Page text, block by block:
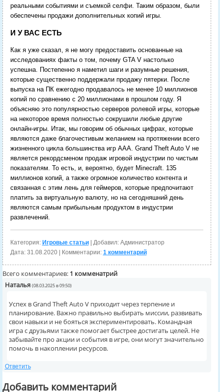
реальными событиями и съемкой селфи. Таким образом, были
обеспечены продажи дополнительных копий игры.
И У ВАС ЕСТЬ
Как я уже сказал, я не могу предоставить основанные на
исследованиях факты о том, почему GTA V настолько
успешна. Постепенно я наметил шаги и разумные решения,
которые существенно поддержали продажу пятерки. После
выпуска на ПК ежегодно продавалось не менее 10 миллионов
копий по сравнению с 20 миллионами в прошлом году. Я
объясняю это популярностью серверов ролевой игры, которые
на некоторое время полностью сокрушили любые другие
онлайн-игры. Итак, мы говорим об обычных цифрах, которые
являются даже благочестивым желанием на протяжении всего
жизненного цикла большинства игр AAA. Grand Theft Auto V не
является рекордсменом продаж игровой индустрии по чистым
показателям. То есть, и, вероятно, будет Minecraft. 135
миллионов копий, а также огромное количество контента и
связанная с этим лень для геймеров, которые предпочитают
платить за виртуальную валюту, но на сегодняшний день
являются самым прибыльным продуктом в индустрии
развлечений.
Категория: Игровые статьи| Добавил: Администратор
Дата: 31.08.2020| Комментарии: 1 комментарий
Всего комментариев: 1 комменатрий
Наталья (08.03.2025 в 09:50)
Успех в Grand Theft Auto V приходит через терпение и
планирование. Важно правильно выбирать миссии, развивать
свои навыки и не бояться экспериментировать. Командная
игра с друзьями также помогает быстрее достигать целей. Не
забывайте про акции и события в игре, они могут значительно
помочь в накоплении ресурсов.
Ответить
Добавить комментарий